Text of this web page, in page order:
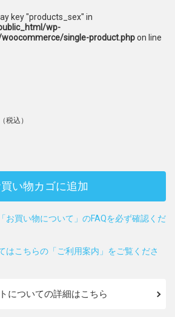
key "products_sex" in
wp-
single-product.phpon line
（税込）
い物カゴに追加
お買い物について」のFAQを必ず確認くだ
はこちらの「ご利用案内」をご覧くださ
についての詳細はこちら